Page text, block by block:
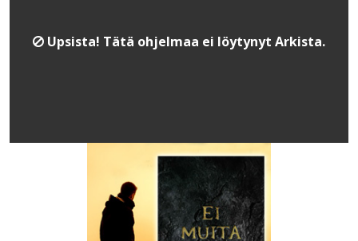
Upsista! Tätä ohjelmaa ei löytynyt Arkista.